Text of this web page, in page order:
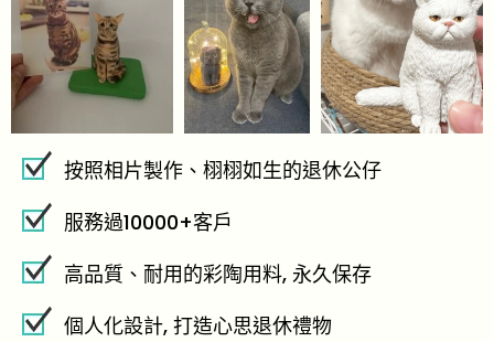
按照相片製作、栩栩如生的退休公仔
服務過10000+客戶
高品質、耐用的彩陶用料, 永久保存
個人化設計, 打造心思退休禮物